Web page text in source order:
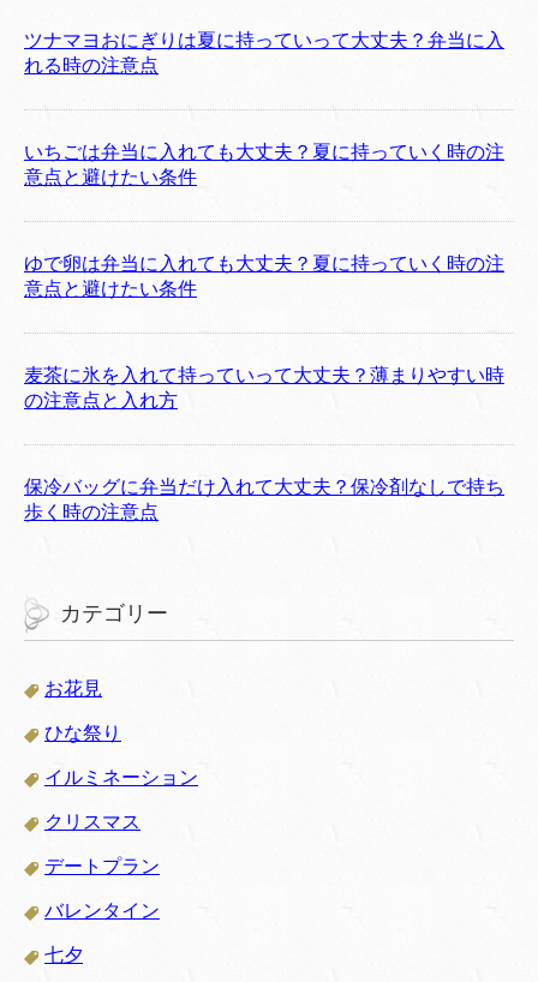
ツナマヨおにぎりは夏に持っていって大丈夫？弁当に入
れる時の注意点
いちごは弁当に入れても大丈夫？夏に持っていく時の注
意点と避けたい条件
ゆで卵は弁当に入れても大丈夫？夏に持っていく時の注
意点と避けたい条件
麦茶に氷を入れて持っていって大丈夫？薄まりやすい時
の注意点と入れ方
保冷バッグに弁当だけ入れて大丈夫？保冷剤なしで持ち
歩く時の注意点
カテゴリー
お花見
ひな祭り
イルミネーション
クリスマス
デートプラン
バレンタイン
七夕